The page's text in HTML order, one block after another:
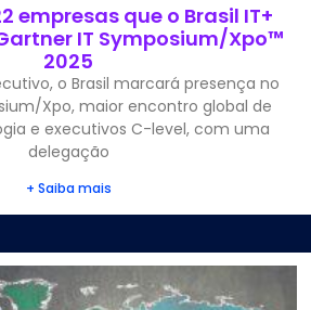
empresas que o Brasil IT+
IT Symposium/Xpo™
2025
o Brasil marcará presença no
Xpo, maior encontro global de
e executivos C-level, com uma
delegação
+ Saiba mais